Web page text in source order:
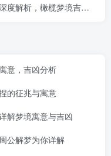
析，橄榄梦境吉凶全解
意，吉凶分析
的征兆与寓意
解梦境寓意与吉凶
公解梦为你详解